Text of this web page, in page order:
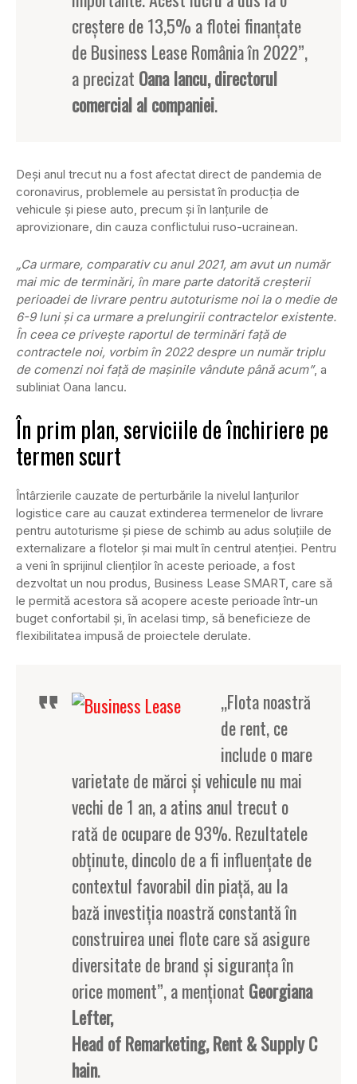
creștere de 13,5% a flotei finanțate
de Business Lease România în 2022”,
a precizat Oana Iancu, directorul
comercial al companiei.
Deși anul trecut nu a fost afectat direct de pandemia de
coronavirus, problemele au persistat în producția de
vehicule și piese auto, precum și în lanțurile de
aprovizionare, din cauza conflictului ruso-ucrainean.
„Ca urmare, comparativ cu anul 2021, am avut un număr
mai mic de terminări, în mare parte datorită creșterii
perioadei de livrare pentru autoturisme noi la o medie de
6-9 luni și ca urmare a prelungirii contractelor existente.
În ceea ce privește raportul de terminări față de
contractele noi, vorbim în 2022 despre un număr triplu
de comenzi noi față de mașinile vândute până acum”, a
subliniat Oana Iancu.
În prim plan, serviciile de închiriere pe
termen scurt
Întârzierile cauzate de perturbările la nivelul lanțurilor
logistice care au cauzat extinderea termenelor de livrare
pentru autoturisme și piese de schimb au adus soluțiile de
externalizare a flotelor și mai mult în centrul atenției. Pentru
a veni în sprijinul clienților în aceste perioade, a fost
dezvoltat un nou produs, Business Lease SMART, care să
le permită acestora să acopere aceste perioade într-un
buget confortabil și, în acelasi timp, să beneficieze de
flexibilitatea impusă de proiectele derulate.
„Flota noastră
de rent, ce
include o mare
varietate de mărci și vehicule nu mai
vechi de 1 an, a atins anul trecut o
rată de ocupare de 93%. Rezultatele
obținute, dincolo de a fi influențate de
contextul favorabil din piață, au la
bază investiția noastră constantă în
construirea unei flote care să asigure
diversitate de brand și siguranța în
orice moment”, a menționat Georgiana
Lefter,
Head of Remarketing, Rent & Supply C
hain.